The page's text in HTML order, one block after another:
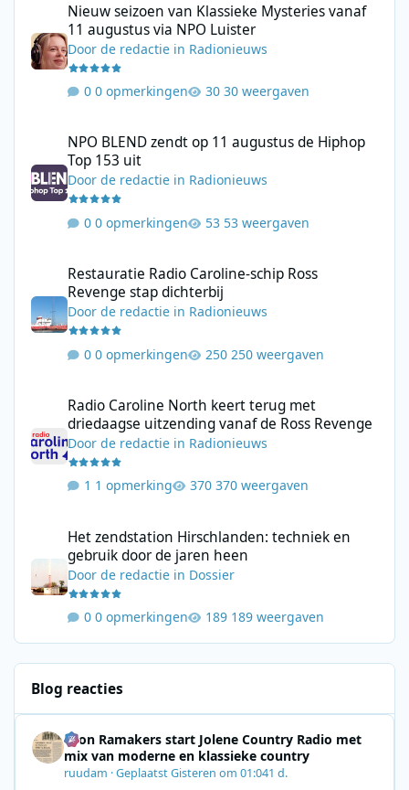
Nieuw seizoen van Klassieke Mysteries vanaf
11 augustus via NPO Luister
Doorde redactie in Radionieuws
0 opmerkingen 30 weergaven
NPO BLEND zendt op 11 augustus de Hiphop
Top 153 uit
Doorde redactie in Radionieuws
0 opmerkingen 53 weergaven
Restauratie Radio Caroline-schip Ross
Revenge stap dichterbij
Doorde redactie in Radionieuws
0 opmerkingen 250 weergaven
Radio Caroline North keert terug met
driedaagse uitzending vanaf de Ross Revenge
Doorde redactie in Radionieuws
1 opmerking 370 weergaven
Het zendstation Hirschlanden: techniek en
gebruik door de jaren heen
Doorde redactie in Dossier
0 opmerkingen 189 weergaven
Blog reacties
Leon Ramakers start Jolene Country Radio met
mix van moderne en klassieke country
ruudam ·GeplaatstGisteren om 01:041 d.